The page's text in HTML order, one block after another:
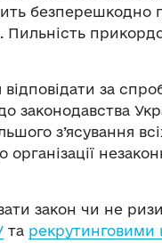
безперешкодно
за
законодавства
з’ясування
закон чи не
та рекрутинговими